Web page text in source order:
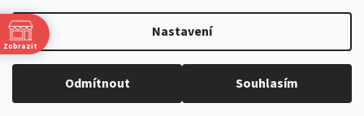
Nastavení
Odmítnout Souhlasím
Copyright 2026izviratka.cz. Všechna práva vyhrazena.Upravit
Zobrazit
Ano, chci se přihlásit
Zásady zpracování osobních údajů